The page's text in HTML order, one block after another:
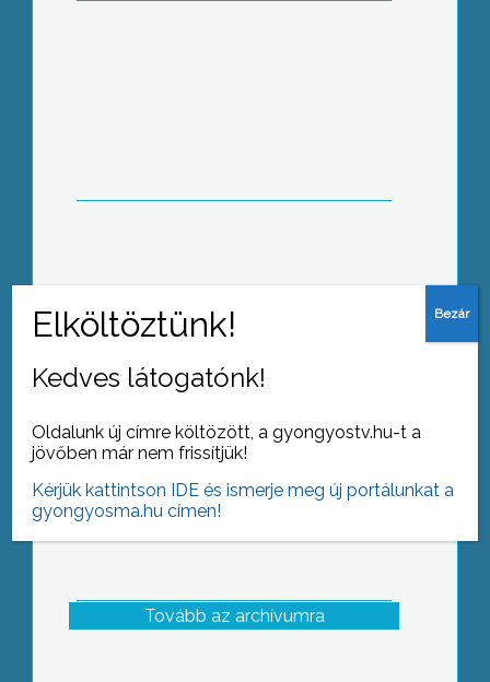
templom környékén
Tovább az archívumra
Kedves látogatónk!
Oldalunk új címre költözött, a gyongyostv.hu-t a
jövőben már nem frissítjük!
Kérjük kattintson IDE és ismerje meg új portálunkat a
gyongyosma.hu címen!